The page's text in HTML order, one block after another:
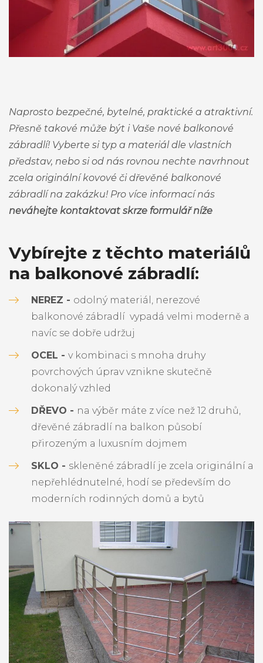
Naprosto bezpečné, bytelné, praktické a atraktivní.
Přesně takové může být i Vaše nové balkonové
zábradlí! Vyberte si typ a materiál dle vlastních
představ, nebo si od nás rovnou nechte navrhnout
zcela originální kovové či dřevěné balkonové
zábradlí na zakázku! Pro více informací nás
neváhejte kontaktovat skrze formulář níže
Vybírejte z těchto materiálů
na balkonové zábradlí:
NEREZ - odolný materiál, nerezové
balkonové zábradlí vypadá velmi moderně a
navíc se dobře udržuj
OCEL - v kombinaci s mnoha druhy
povrchových úprav vznikne skutečně
dokonalý vzhled
DŘEVO - na výběr máte z více než 12 druhů,
dřevěné zábradlí na balkon působí
přirozeným a luxusním dojmem
SKLO - skleněné zábradlí je zcela originální a
nepřehlédnutelné, hodí se především do
moderních rodinných domů a bytů